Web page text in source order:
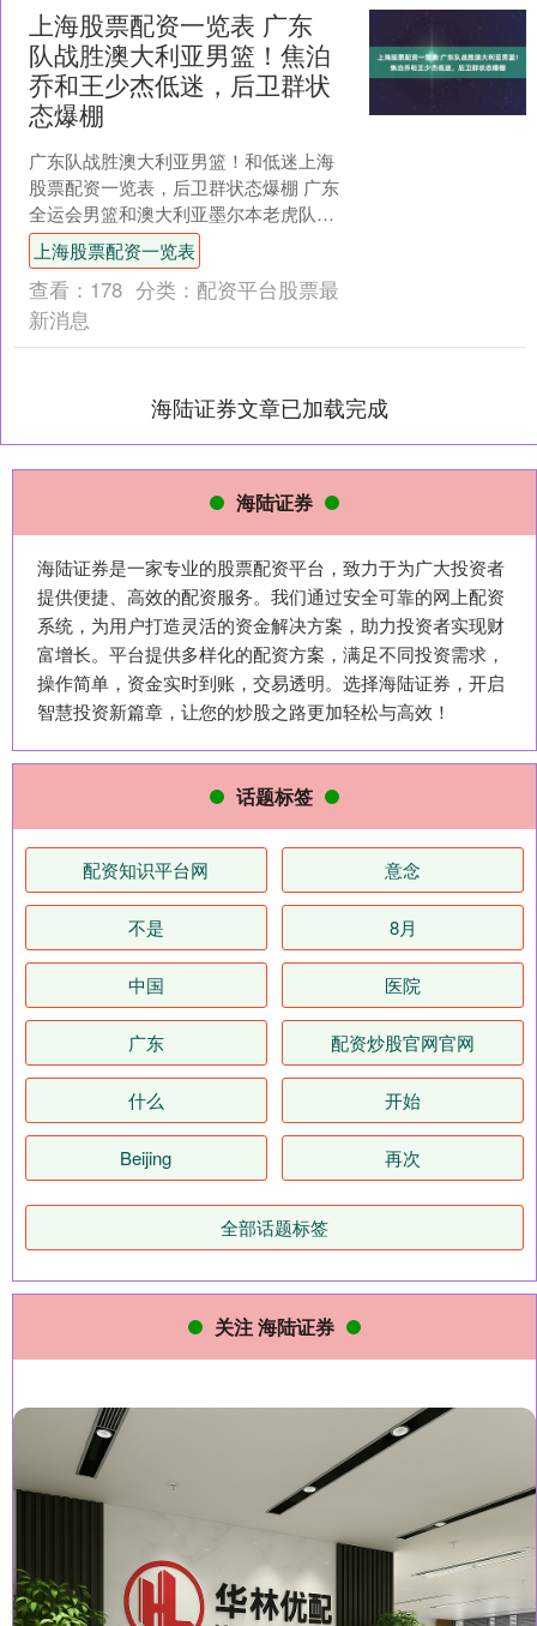
上海股票配资一览表 广东
队战胜澳大利亚男篮！焦泊
乔和王少杰低迷，后卫群状
态爆棚
广东队战胜澳大利亚男篮！和低迷上海
股票配资一览表，后卫群状态爆棚 广东
全运会男篮和澳大利亚墨尔本老虎队第
一场比赛落下帷幕，之前就有消息说澳
大利亚墨尔本老虎队是一....
上海股票配资一览表
查看： 178 分类： 配资平台股票最
新消息
海陆证券文章已加载完成
海陆证券
海陆证券是一家专业的股票配资平台，致力于为广大投资者
提供便捷、高效的配资服务。我们通过安全可靠的网上配资
系统，为用户打造灵活的资金解决方案，助力投资者实现财
富增长。平台提供多样化的配资方案，满足不同投资需求，
操作简单，资金实时到账，交易透明。选择海陆证券，开启
智慧投资新篇章，让您的炒股之路更加轻松与高效！
话题标签
配资知识平台网 意念
不是 8月
中国 医院
广东 配资炒股官网官网
什么 开始
Beijing 再次
全部话题标签
关注 海陆证券